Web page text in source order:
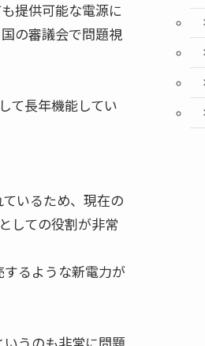
提供可能な電源に
の審議会で問題視
て長年機能してい
いるため、現在の
しての役割が非常
るような新電力が